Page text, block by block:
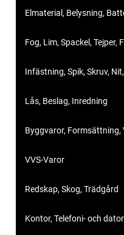
Elmaterial, Belysning,
Fog, Lim, Spackel, Tejper,
Infästning, Spik, Skruv,
Lås, Beslag, Inredning
Byggvaror, Formsättning,
VVS-Varor
Redskap, Skog, Trädgård
Kontor, Telefoni- och